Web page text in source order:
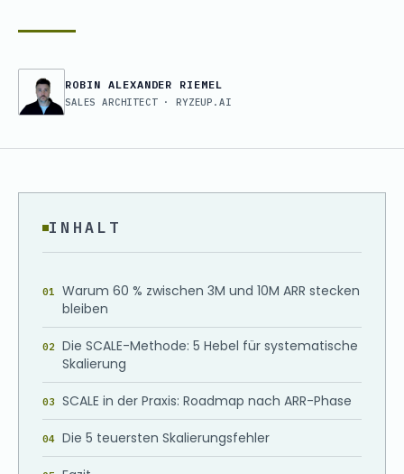
ROBIN ALEXANDER RIEMEL
SALES ARCHITECT · RYZEUP.AI
INHALT
Warum 60 % zwischen 3M und 10M ARR stecken
bleiben
Die SCALE-Methode: 5 Hebel für systematische
Skalierung
SCALE in der Praxis: Roadmap nach ARR-Phase
Die 5 teuersten Skalierungsfehler